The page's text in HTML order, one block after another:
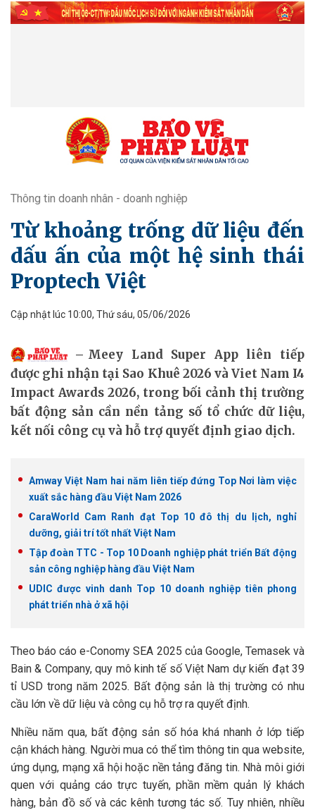
Thông tin doanh nhân - doanh nghiệp
Từ khoảng trống dữ liệu đến
dấu ấn của một hệ sinh thái
Proptech Việt
Cập nhật lúc 10:00, Thứ sáu, 05/06/2026
Meey Land Super App liên tiếp
được ghi nhận tại Sao Khuê 2026 và Viet Nam I4
Impact Awards 2026, trong bối cảnh thị trường
bất động sản cần nền tảng số tổ chức dữ liệu,
kết nối công cụ và hỗ trợ quyết định giao dịch.
Amway Việt Nam hai năm liên tiếp đứng Top Nơi làm việc
xuất sắc hàng đầu Việt Nam 2026
CaraWorld Cam Ranh đạt Top 10 đô thị du lịch, nghỉ
dưỡng, giải trí tốt nhất Việt Nam
Tập đoàn TTC - Top 10 Doanh nghiệp phát triển Bất động
sản công nghiệp hàng đầu Việt Nam
UDIC được vinh danh Top 10 doanh nghiệp tiên phong
phát triển nhà ở xã hội
Theo báo cáo e-Conomy SEA 2025 của Google, Temasek và
Bain & Company, quy mô kinh tế số Việt Nam dự kiến đạt 39
tỉ USD trong năm 2025. Bất động sản là thị trường có nhu
cầu lớn về dữ liệu và công cụ hỗ trợ ra quyết định.
Nhiều năm qua, bất động sản số hóa khá nhanh ở lớp tiếp
cận khách hàng. Người mua có thể tìm thông tin qua website,
ứng dụng, mạng xã hội hoặc nền tảng đăng tin. Nhà môi giới
quen với quảng cáo trực tuyến, phần mềm quản lý khách
hàng, bản đồ số và các kênh tương tác số. Tuy nhiên, nhiều